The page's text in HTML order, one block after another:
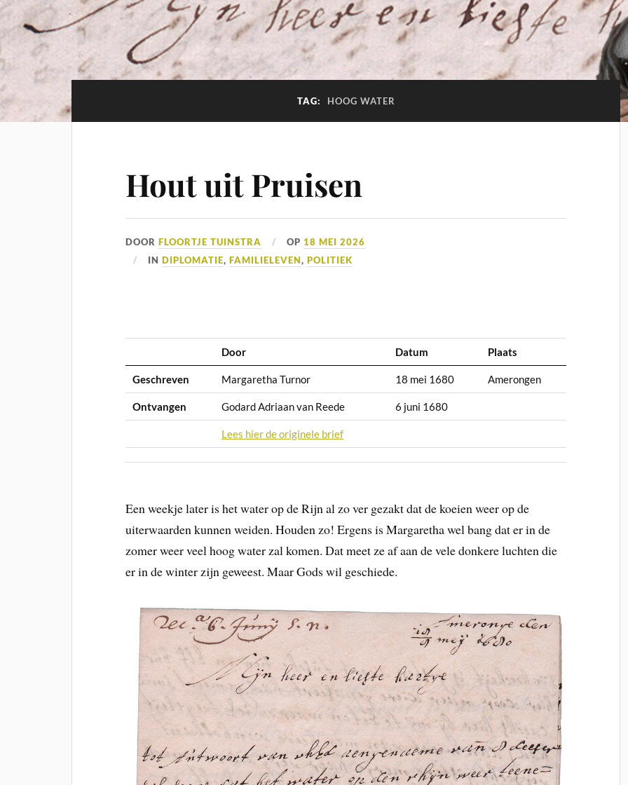
TAG: HOOG WATER
Hout uit Pruisen
DOORFLOORTJE TUINSTRA OP 18 MEI 2026
INDIPLOMATIE,FAMILIELEVEN,POLITIEK
Door Datum Plaats
Geschreven Margaretha Turnor 18 mei 1680 Amerongen
Ontvangen Godard Adriaan van Reede 6 juni 1680
Lees hier de originele brief
Een weekje later is het water op de Rijn al zo ver gezakt dat de koeien weer op de
uiterwaarden kunnen weiden. Houden zo! Ergens is Margaretha wel bang dat er in de
zomer weer veel hoog water zal komen. Dat meet ze af aan de vele donkere luchten die
er in de winter zijn geweest. Maar Gods wil geschiede.